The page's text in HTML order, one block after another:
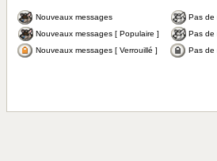
Nouveaux messages
Pas de
Nouveaux messages [ Populaire ]
Pas de
Nouveaux messages [ Verrouillé ]
Pas de